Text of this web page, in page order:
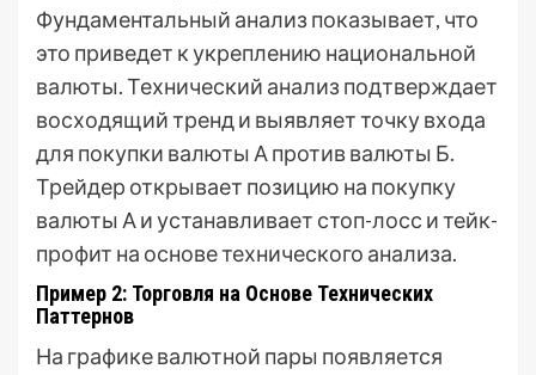
Фундаментальный анализ показывает, что
это приведет к укреплению национальной
валюты. Технический анализ подтверждает
восходящий тренд и выявляет точку входа
для покупки валюты А против валюты Б.
Трейдер открывает позицию на покупку
валюты А и устанавливает стоп-лосс и тейк-
профит на основе технического анализа.
Пример 2: Торговля на Основе Технических
Паттернов
На графике валютной пары появляется